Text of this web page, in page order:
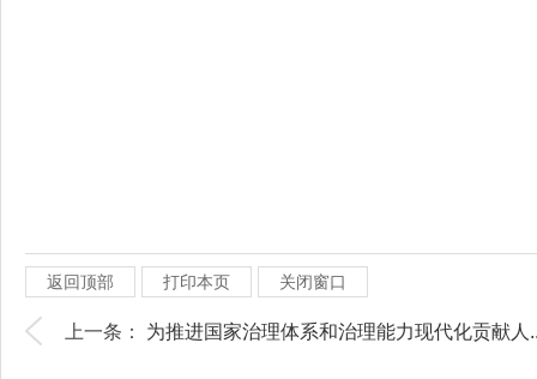
返回顶部 打印本页 关闭窗口
上一条： 为推进国家治理体系和治理能力现代化贡献人